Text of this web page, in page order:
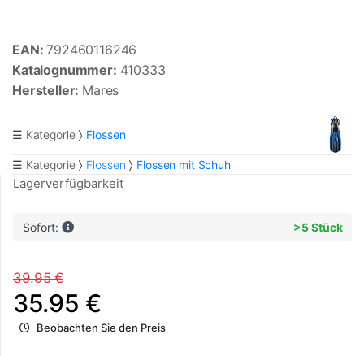
EAN: 792460116246
Katalognummer: 410333
Hersteller: Mares
☰ Kategorie Flossen
☰ Kategorie Flossen Flossen mit Schuh
Lagerverfügbarkeit
Sofort: >5 Stück
39.95 €
35.95 €
Beobachten Sie den Preis